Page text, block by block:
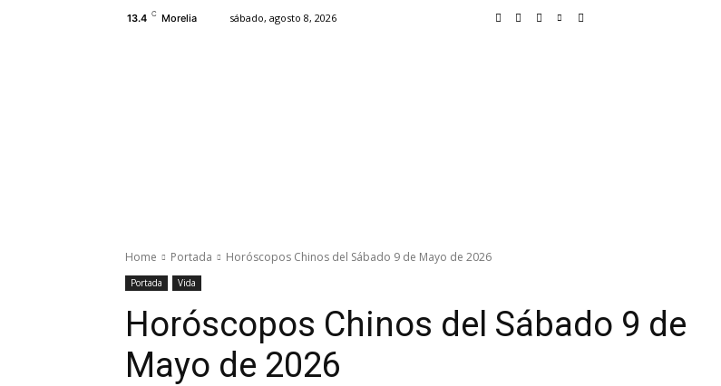
13.4 C Morelia sábado, agosto 8, 2026
Home Portada Horóscopos Chinos del Sábado 9 de Mayo de 2026
Portada Vida
Horóscopos Chinos del Sábado 9 de
Mayo de 2026